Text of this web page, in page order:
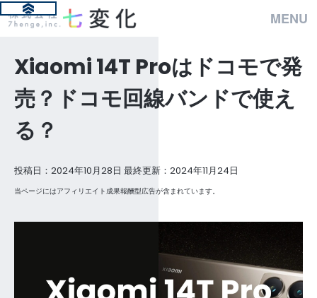
MENU
Xiaomi 14T Proはドコモで発
売？ドコモ回線バンドで使え
る？
投稿日：2024年10月28日 最終更新：2024年11月24日
当ページにはアフィリエイト成果報酬型広告が含まれています。